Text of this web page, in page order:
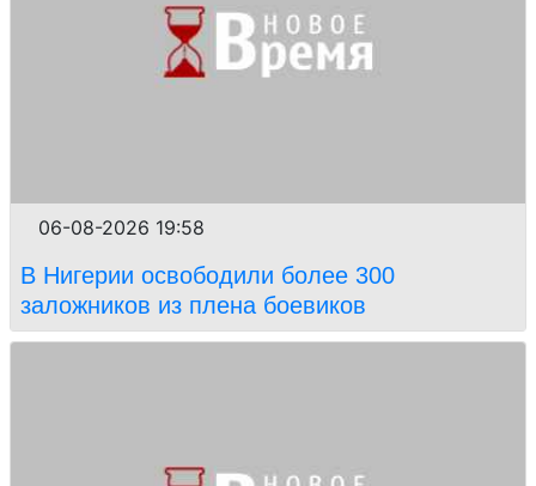
06-08-2026 19:58
В Нигерии освободили более 300
заложников из плена боевиков